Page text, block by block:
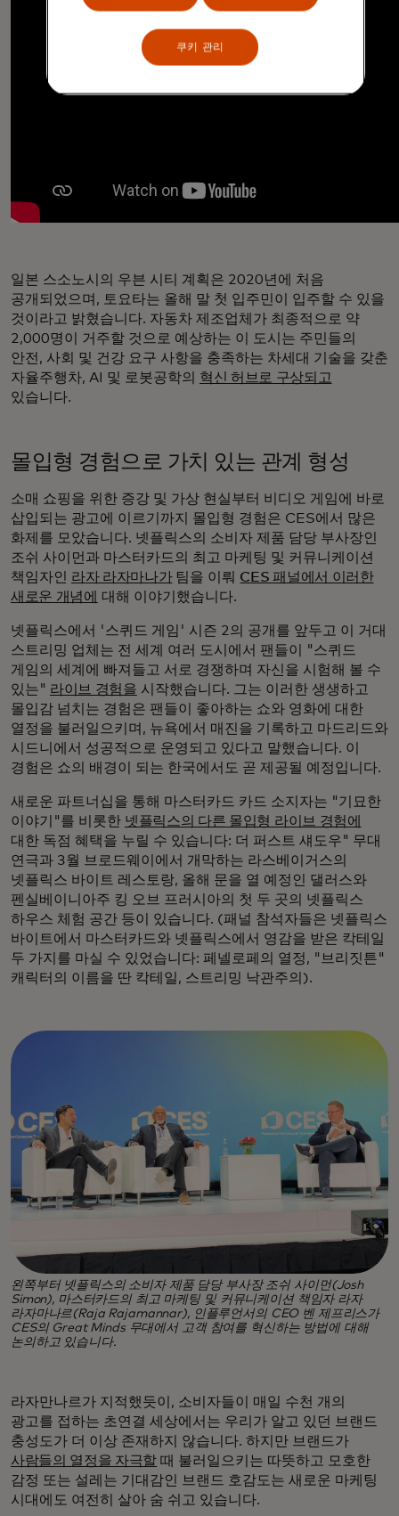
일본 스소노시의 우븐 시티 계획은 2020년에 처음
공개되었으며, 토요타는 올해 말 첫 입주민이 입주할 수 있을
것이라고 밝혔습니다. 자동차 제조업체가 최종적으로 약
2,000명이 거주할 것으로 예상하는 이 도시는 주민들의
안전, 사회 및 건강 요구 사항을 충족하는 차세대 기술을 갖춘
자율주행차, AI 및 로봇공학의 혁신 허브로 구상되고
있습니다.
몰입형 경험으로 가치 있는 관계 형성
소매 쇼핑을 위한 증강 및 가상 현실부터 비디오 게임에 바로
삽입되는 광고에 이르기까지 몰입형 경험은 CES에서 많은
화제를 모았습니다. 넷플릭스의 소비자 제품 담당 부사장인
조쉬 사이먼과 마스터카드의 최고 마케팅 및 커뮤니케이션
책임자인 라자 라자마나가팀을 이뤄 CES 패널에서 이러한
새로운 개념에
대해 이야기했습니다.
넷플릭스에서 '스퀴드 게임' 시즌 2의 공개를 앞두고 이 거대
스트리밍 업체는 전 세계 여러 도시에서 팬들이 "스퀴드
게임의 세계에 빠져들고 서로 경쟁하며 자신을 시험해 볼 수
있는" 라이브 경험을 시작했습니다. 그는 이러한 생생하고
몰입감 넘치는 경험은 팬들이 좋아하는 쇼와 영화에 대한
열정을 불러일으키며, 뉴욕에서 매진을 기록하고 마드리드와
시드니에서 성공적으로 운영되고 있다고 말했습니다. 이
경험은 쇼의 배경이 되는 한국에서도 곧 제공될 예정입니다.
새로운 파트너십을 통해 마스터카드 카드 소지자는 "기묘한
이야기"를 비롯한 넷플릭스의 다른 몰입형 라이브 경험에
대한 독점 혜택을 누릴 수 있습니다: 더 퍼스트 섀도우" 무대
연극과 3월 브로드웨이에서 개막하는 라스베이거스의
넷플릭스 바이트 레스토랑, 올해 문을 열 예정인 댈러스와
펜실베이니아주 킹 오브 프러시아의 첫 두 곳의 넷플릭스
하우스 체험 공간 등이 있습니다. (패널 참석자들은 넷플릭스
바이트에서 마스터카드와 넷플릭스에서 영감을 받은 칵테일
두 가지를 마실 수 있었습니다: 페넬로페의 열정, "브리짓튼"
캐릭터의 이름을 딴 칵테일, 스트리밍 낙관주의).
왼쪽부터 넷플릭스의 소비자 제품 담당 부사장 조쉬 사이먼(Josh
Simon), 마스터카드의 최고 마케팅 및 커뮤니케이션 책임자 라자
라자마나르(Raja Rajamannar), 인플루언서의 CEO 벤 제프리스가
CES의 Great Minds 무대에서 고객 참여를 혁신하는 방법에 대해
논의하고 있습니다.
라자만나르가 지적했듯이, 소비자들이 매일 수천 개의
광고를 접하는 초연결 세상에서는 우리가 알고 있던 브랜드
충성도가 더 이상 존재하지 않습니다. 하지만 브랜드가
사람들의 열정을 자극할 때 불러일으키는 따뜻하고 모호한
감정 또는 설레는 기대감인 브랜드 호감도는 새로운 마케팅
시대에도 여전히 살아 숨 쉬고 있습니다.
쿠키 관리